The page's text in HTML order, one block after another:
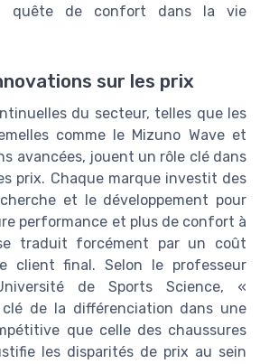
quête de confort dans la vie
sur les prix
du secteur, telles que les
comme le Mizuno Wave et
avancées, jouent un rôle clé dans
prix. Chaque marque investit des
et le développement pour
performance et plus de confort à
traduit forcément par un coût
client final. Selon le professeur
de Sports Science, «
de la différenciation dans une
que celle des chaussures
les disparités de prix au sein